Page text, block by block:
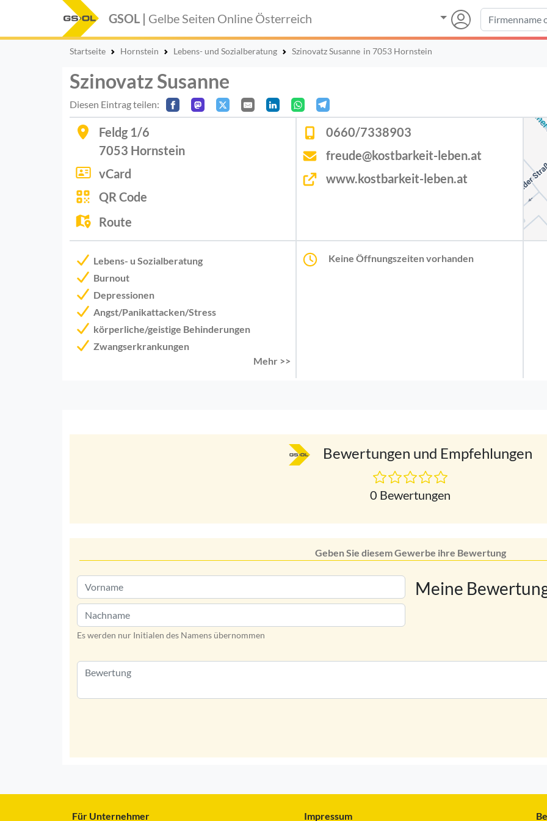
GSOL | Gelbe Seiten Online Österreich
Startseite Hornstein Lebens- und Sozialberatung Szinovatz Susanne in 7053 Hornstein
Szinovatz Susanne
Diesen Eintrag teilen:
Feldg 1/6
7053 Hornstein
vCard
QR Code
Route
0660/7338903
freude@kostbarkeit-leben.at
www.kostbarkeit-leben.at
Lebens- u Sozialberatung
Burnout
Depressionen
Angst/Panikattacken/Stress
körperliche/geistige Behinderungen
Zwangserkrankungen
Mehr >>
Keine Öffnungszeiten vorhanden
Bewertungen und Empfehlungen
0 Bewertungen
Geben Sie diesem Gewerbe ihre Bewertung
Es werden nur Initialen des Namens übernommen
Meine
Für Unternehmer Impressum